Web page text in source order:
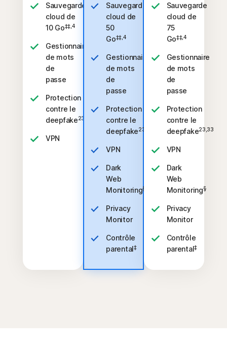
Sauvegarde
cloud de
10 Go‡‡,4
Gestionnaire
de mots
de
passe
Protection
contre le
deepfake23,33
VPN
Sauvegarde
cloud de
50
Go‡‡,4
Gestionnaire
de mots
de
passe
Protection
contre le
deepfake23,33
VPN
Dark
Web
Monitoring§
Privacy
Monitor
Contrôle
parental‡
Sauvegarde
cloud de
75
Go‡‡,4
Gestionnaire
de mots
de
passe
Protection
contre le
deepfake23,33
VPN
Dark
Web
Monitoring§
Privacy
Monitor
Contrôle
parental‡